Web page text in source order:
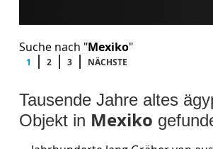
Suche nach "Mexiko"
1 2 3 NÄCHSTE
Tausende Jahre altes
Objekt in Mexiko